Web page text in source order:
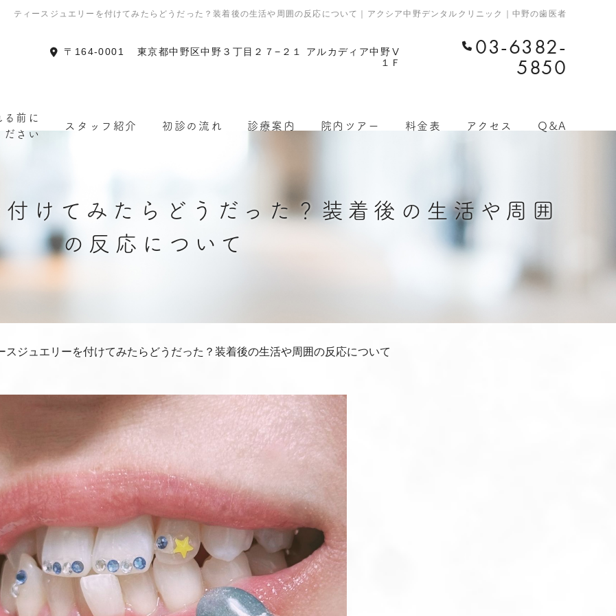
ティースジュエリーを付けてみたらどうだった？装着後の生活や周囲の反応について｜アクシア中野デンタルクリニック｜中野の歯医者
〒164-0001
東京都中野区中野３丁目２７−２１ アルカディア中野Ⅴ
１Ｆ
03-6382-
5850
前に
ださい
スタッフ紹介 初診の流れ 診療案内 院内ツアー 料金表 アクセス Q&A
けてみたらどうだった？装着後の生活や周囲
の反応について
スジュエリーを付けてみたらどうだった？装着後の生活や周囲の反応について